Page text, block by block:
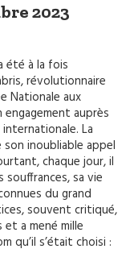
2023
été à la fois
révolutionnaire
Nationale aux
auprès
La
son inoubliable appel
chaque jour, il
sa vie
du grand
souvent critiqué,
a mené mille
qu’il s’était choisi :